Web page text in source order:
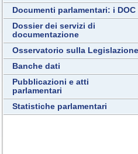
Documenti parlamentari: i DOC
Dossier dei servizi di
documentazione
Osservatorio sulla Legislazione
Banche dati
Pubblicazioni e atti
parlamentari
Statistiche parlamentari